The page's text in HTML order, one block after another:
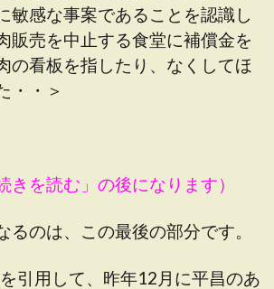
敏感な事案であることを認識し
販売を中止する食堂に補償金を
の看板を指したり、なくしてほ
・・＞
きを読む」の後になります）
るのは、この最後の部分です。
引用して、昨年12月に平昌のあ